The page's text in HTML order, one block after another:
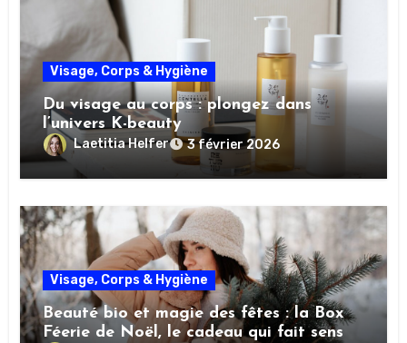
Visage, Corps & Hygiène
Du visage au corps : plongez dans
l’univers K-beauty
Laetitia Helfer 3 février 2026
Visage, Corps & Hygiène
Beauté bio et magie des fêtes : la Box
Féerie de Noël, le cadeau qui fait sens